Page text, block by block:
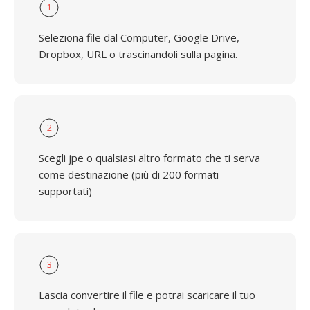
1
Seleziona file dal Computer, Google Drive,
Dropbox, URL o trascinandoli sulla pagina.
2
Scegli jpe o qualsiasi altro formato che ti serva
come destinazione (più di 200 formati
supportati)
3
Lascia convertire il file e potrai scaricare il tuo